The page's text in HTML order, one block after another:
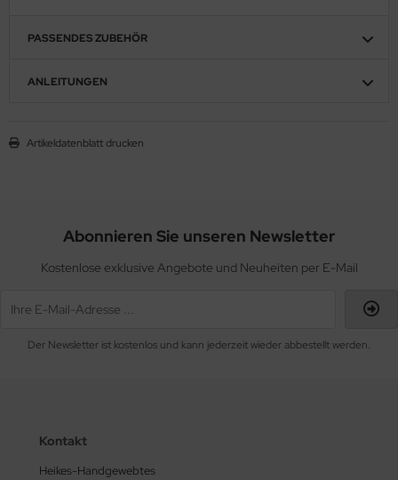
PASSENDES ZUBEHÖR
ANLEITUNGEN
Artikeldatenblatt drucken
Abonnieren Sie unseren Newsletter
Kostenlose exklusive Angebote und Neuheiten per E-Mail
Der Newsletter ist kostenlos und kann jederzeit wieder abbestellt werden.
Kontakt
Heikes-Handgewebtes